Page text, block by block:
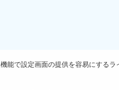
能で設定画面の提供を容易にするラ